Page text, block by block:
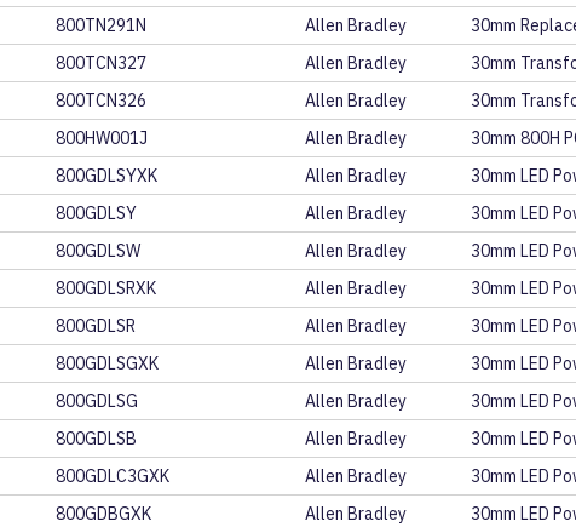
800TN291N Allen Bradley 30mm
800TCN327 Allen Bradley 30mm
800TCN326 Allen Bradley 30mm
800HW001J Allen Bradley 30mm 800H
800GDLSYXK Allen Bradley 30mm LED
800GDLSY Allen Bradley 30mm LED
800GDLSW Allen Bradley 30mm LED
800GDLSRXK Allen Bradley 30mm LED
800GDLSR Allen Bradley 30mm LED
800GDLSGXK Allen Bradley 30mm LED
800GDLSG Allen Bradley 30mm LED
800GDLSB Allen Bradley 30mm LED
800GDLC3GXK Allen Bradley 30mm LED
800GDBGXK Allen Bradley 30mm LED